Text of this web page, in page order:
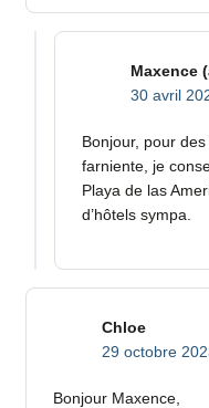
Maxence
30 avril
Bonjour, pour
farniente, je
Playa de las
d’hôtels sympa.
Chloe
29 octobre
Bonjour Maxence,